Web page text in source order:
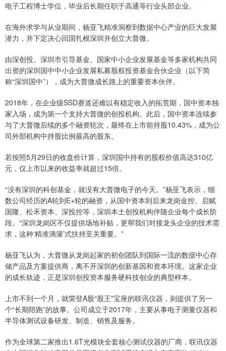
电子工程博士学位，毕业后长期任职于高通等行业头部企业。
在海外求学与从业期间，杨亚飞精准洞察到数据中心产业的巨大发展
潜力，并下定决心回国扎根深圳并创立大普微。
由深创投、深圳市引导基金、国家中小企业发展基金等多家机构共同
出资的深圳国中中小企业发展私募股权投资基金合伙企业（以下简
称“深圳国中”），成为大普微成长路上的重要资本伙伴。
2018年，在企业级SSD赛道还难以有稳定收入的拓荒期，国中资本独
家入场，成为第一个支持大普微的创投机构。此后，国中资本连续参
与了大普微后续的多个融资轮次，最终在上市前持股10.43%，成为公
司外部机构中持股比例最高的股东。
若按照5月29日的收盘价计算，深圳国中持有的股权价值高达310亿
元，仅上市以来的收益率就超过15倍。
“没有深圳的科创基金，就没有大普微电子的今天。”杨亚飞表示，细
数公司经历的A轮到E+轮的融资，从国中资本到后来龙岗金控、启赋
国隆、松禾资本、深投控等，深圳本土创投机构伴随企业每个成长阶
段。“深圳龙岗区不仅提供场地补贴，更帮我们对接龙头企业的技术需
求，这种‘精准滴灌’式扶持至关重要。”
杨亚飞认为，大普微从龙岗起家的初创团队到国际一流的数据中心存
储产品及方案提供商，离不开深圳的创新基因和资本环境。这家企业
的成长轨迹，正是深圳创投资本服务硬科技创业的典型样本。
上市不到一个月，就荣登A股“股王”宝座的联讯仪器，则提供了另一
个“长期陪跑”的故事。公司成立于2017年，主要从事电子测量仪器和
半导体测试设备研发、制造、销售及服务。
作为全球第二家推出1.6T光模块全套核心测试仪器的厂商，联讯仪器